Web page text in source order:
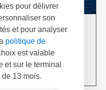
pour délivrer
son
et pour analyser
politique de
est valable
et sur le terminal
13 mois.
mission in
Learn more